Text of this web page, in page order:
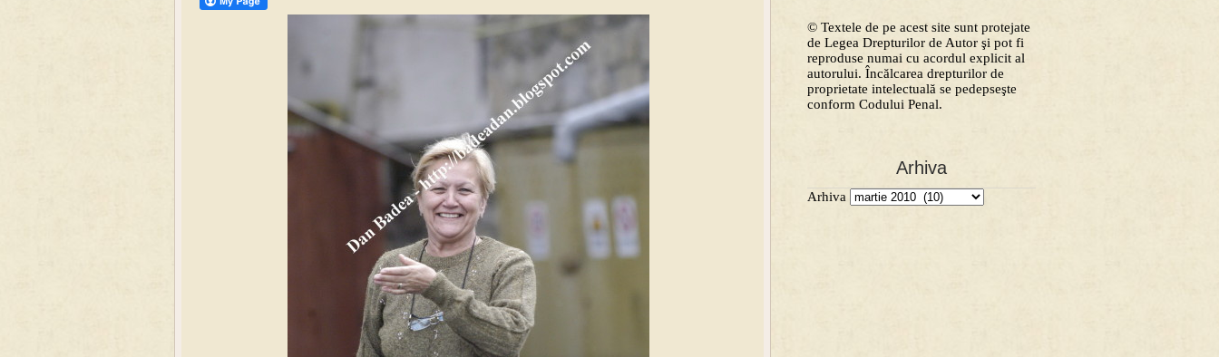
© Textele de pe acest site sunt protejate
de Legea Drepturilor de Autor şi pot fi
reproduse numai cu acordul explicit al
autorului. Încălcarea drepturilor de
proprietate intelectuală se pedepseşte
conform Codului Penal.
Arhiva
Arhiva